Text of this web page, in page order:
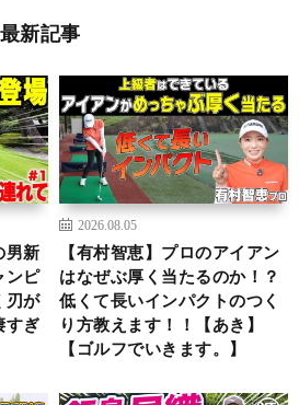
新記事
男新
ンピ
刃が
すぎ
2026.08.05
【有村智恵】プロのアイアン
はなぜぶ厚く当たるのか！？
低くて長いインパクトのつく
り方教えます！！【あき】
【ゴルフでいきます。】